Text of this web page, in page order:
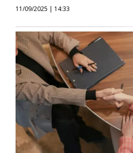
11/09/2025 | 14:33